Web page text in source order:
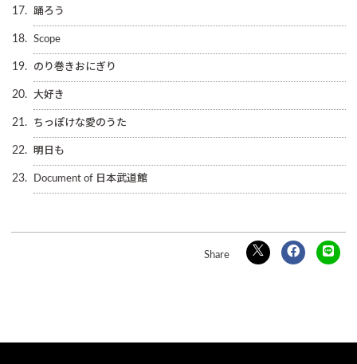
17. 踊ろう
18. Scope
19. のり巻きおにぎり
20. 大好き
21. ちっぽけな愛のうた
22. 明日も
23. Document of 日本武道館